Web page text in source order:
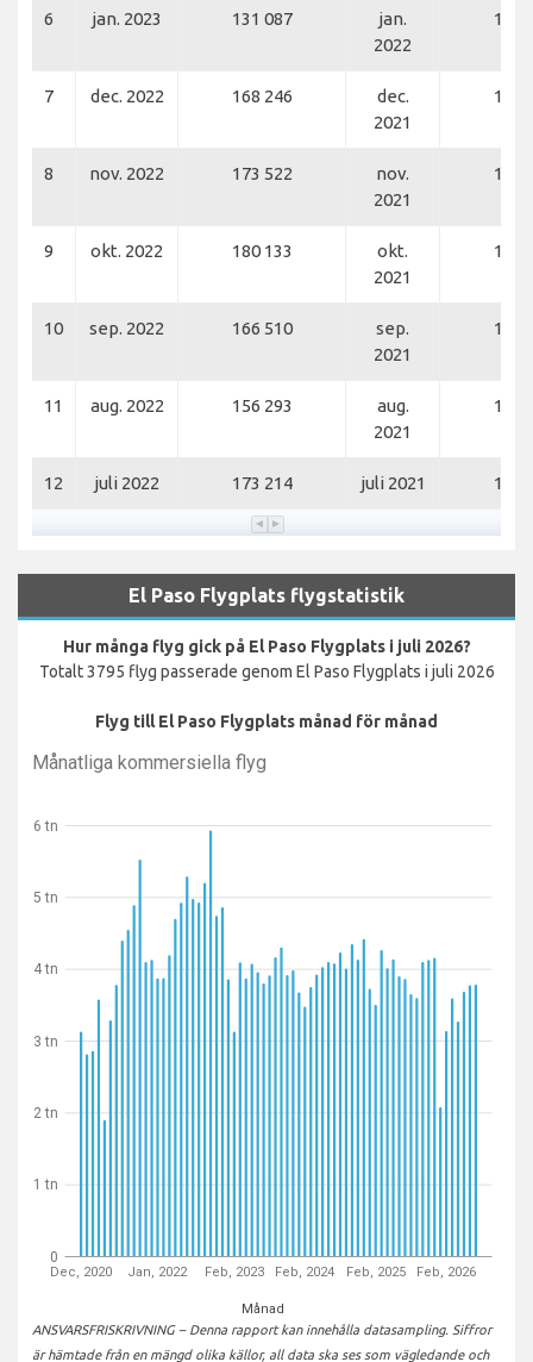
6 jan. 2023 131 087
jan.
2022
107
7 dec. 2022 168 246
dec.
2021
141
8 nov. 2022 173 522
nov.
2021
148
9 okt. 2022 180 133
okt.
2021
157
10 sep. 2022 166 510
sep.
2021
134
11 aug. 2022 156 293
aug.
2021
130
12 juli 2022 173 214 juli 2021 149
El Paso Flygplats flygstatistik
Hur många flyg gick på El Paso Flygplats i juli 2026?
Totalt 3795 flyg passerade genom El Paso Flygplats i juli 2026
Flyg till El Paso Flygplats månad för månad
Månatliga kommersiella flyg
Dec, 2020 Jan, 2022 Feb, 2023 Feb, 2024 Feb, 2025 Feb, 2026
Månad
0
1 tn
2 tn
3 tn
4 tn
5 tn
6 tn
ANSVARSFRISKRIVNING – Denna rapport kan innehålla datasampling. Siffror
är hämtade från en mängd olika källor, all data ska ses som vägledande och